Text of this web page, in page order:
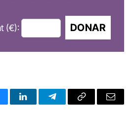
(€): DONAR
LinkedInTelegramCopy
Email